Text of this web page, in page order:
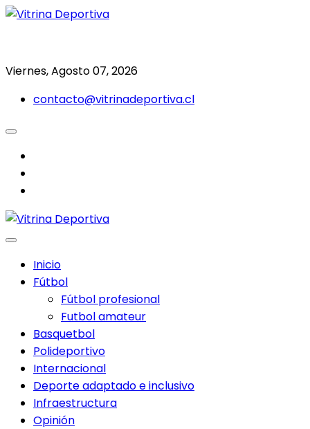
Saltar
Viernes, Agosto 07, 2026
contacto@vitrinadeportiva.cl
Inicio
Fútbol
Fútbol profesional
Futbol amateur
Basquetbol
Polideportivo
Internacional
Deporte adaptado e inclusivo
Infraestructura
Opinión